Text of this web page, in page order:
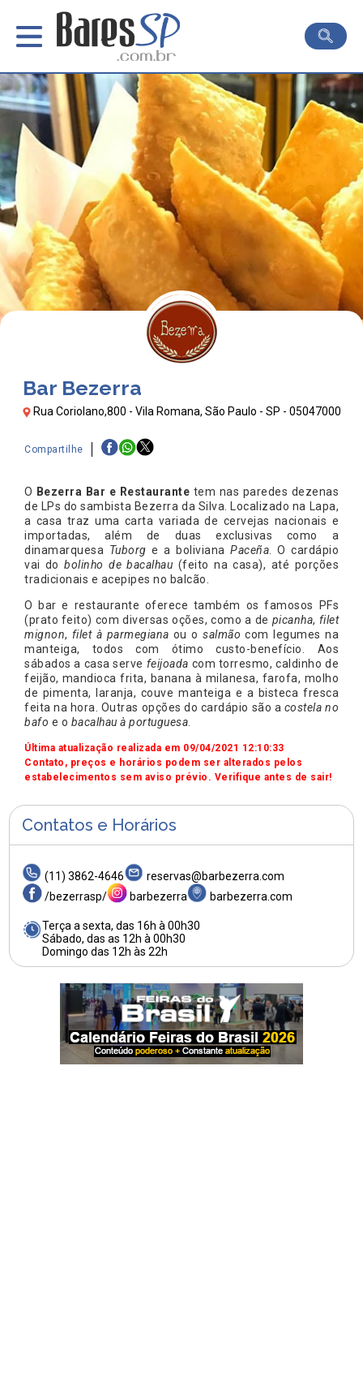
Bar Bezerra
Rua Coriolano,800 - Vila Romana, São Paulo - SP - 05047000
Compartilhe
O Bezerra Bar e Restaurante tem nas paredes dezenas
de LPs do sambista Bezerra da Silva. Localizado na Lapa,
a casa traz uma carta variada de cervejas nacionais e
importadas, além de duas exclusivas como a
dinamarquesa Tuborg e a boliviana Paceña. O cardápio
vai dobolinho de bacalhau (feito na casa), até porções
tradicionais e acepipes no balcão.
O bar e restaurante oferece também os famosos PFs
(prato feito) com diversas oções, como a de picanha, filet
mignon, filet à parmegiana ou o salmãocom legumes na
manteiga, todos com ótimo custo-benefício. Aos
sábados a casa serve feijoada com torresmo, caldinho de
feijão, mandioca frita, banana à milanesa, farofa, molho
de pimenta, laranja, couve manteiga e a bisteca fresca
feita na hora. Outras opções do cardápio são a costela no
bafo e o bacalhau à portuguesa.
Última atualização realizada em 09/04/2021 12:10:33
Contato, preços e horários podem ser alterados pelos
estabelecimentos sem aviso prévio. Verifique antes de sair!
Contatos e Horários
(11) 3862-4646
reservas@barbezerra.com
/bezerrasp/
barbezerra barbezerra.com
Terça a sexta, das 16h à 00h30
Sábado, das as 12h à 00h30
Domingo das 12h às 22h